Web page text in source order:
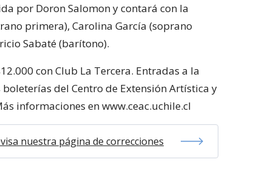
por Doron Salomon y contará con la
primera), Carolina García (soprano
Sabaté (barítono).
con Club La Tercera. Entradas a la
del Centro de Extensión Artística y
informaciones en www.ceac.uchile.cl
nuestra página de correcciones